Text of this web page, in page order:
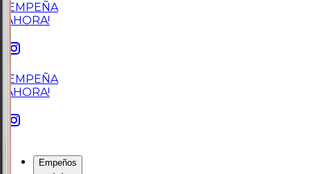
¡EMPEÑA
AHORA!
¡EMPEÑA
AHORA!
Empeños